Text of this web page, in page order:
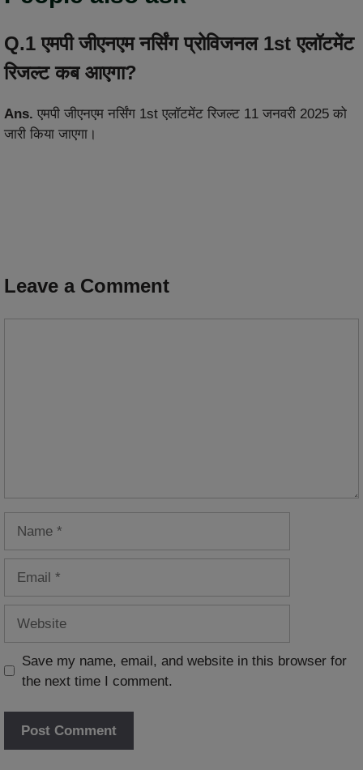
Q.1 एमपी जीएनएम नर्सिंग प्रोविजनल 1st एलॉटमेंट
रिजल्ट कब आएगा?
Ans. एमपी जीएनएम नर्सिंग 1st एलॉटमेंट रिजल्ट 11 जनवरी 2025 को
जारी किया जाएगा।
Leave a Comment
Save my name, email, and website in this browser for
the next time I comment.